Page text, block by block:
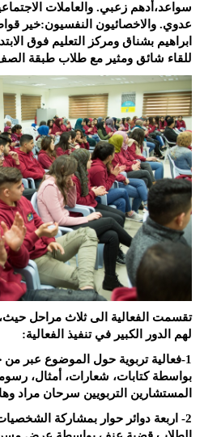
سواعد،أدهم زعبي. والعاملات
عدوي. والاخصائيون النفسيون:خير
ابراهيم بشناق ومركز التعليم فوق
للقاء شائق ومثير مع طلاب طبقة
تقسمت الفعالية الى ثلاث مراحل
لهم الدور الكبير في تنفيذ الفعالية:
1-فعالية تربوية حول الموضوع عبر من
بواسطة كتابات، شعارات، أمثال،
المستشارين التربويين سرحان مراد
2- اربعة دوائر حوار بمشاركة